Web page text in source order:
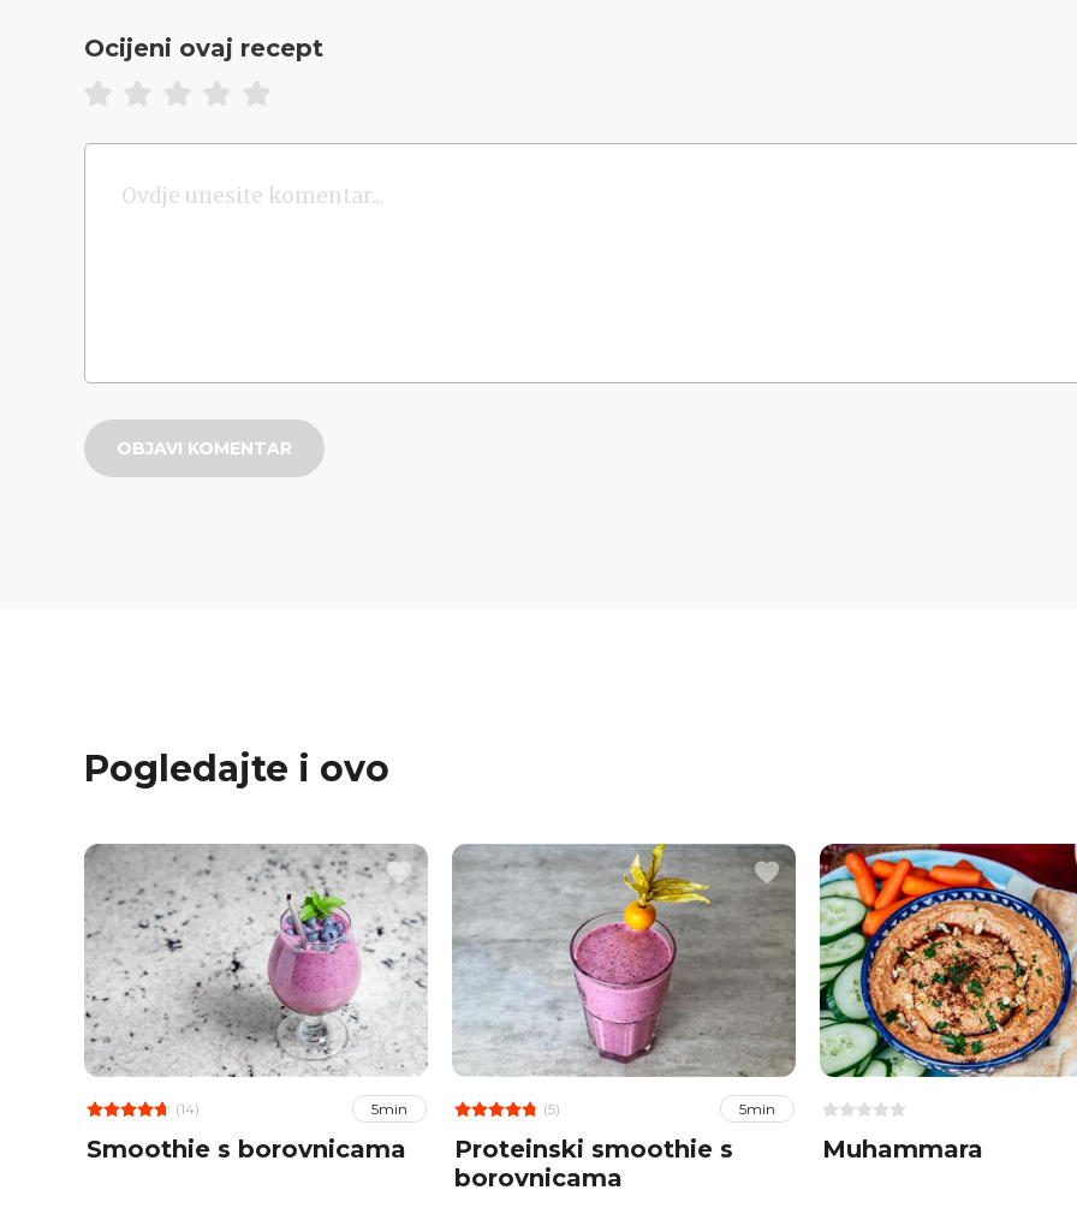
Ocijeni ovaj recept
OBJAVI KOMENTAR
Pogledajte i ovo
(14) 5min
Smoothie s borovnicama
(5) 5min
Proteinski smoothie s
borovnicama
Muhammara